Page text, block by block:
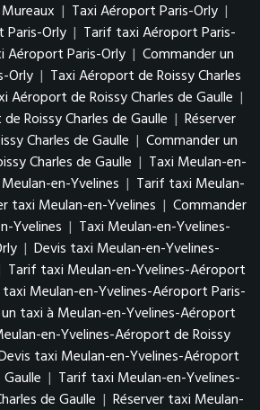
| Taxi Aéroport Paris-Orly |
Paris-Orly | Tarif taxi Aéroport Paris-
Aéroport Paris-Orly | Commander un
Orly | Taxi Aéroport de Roissy Charles
Aéroport de Roissy Charles de Gaulle |
Roissy Charles de Gaulle | Réserver
Charles de Gaulle | Commander un
Charles de Gaulle | Taxi Meulan-en-
en-Yvelines | Tarif taxi Meulan-
taxi Meulan-en-Yvelines | Commander
Yvelines | Taxi Meulan-en-Yvelines-
| Devis taxi Meulan-en-Yvelines-
Tarif taxi Meulan-en-Yvelines-Aéroport
taxi Meulan-en-Yvelines-Aéroport Paris-
taxi à Meulan-en-Yvelines-Aéroport
en-Yvelines-Aéroport de Roissy
taxi Meulan-en-Yvelines-Aéroport
| Tarif taxi Meulan-en-Yvelines-
de Gaulle | Réserver taxi Meulan-